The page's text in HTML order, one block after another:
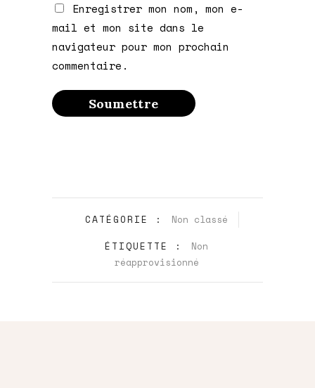
Enregistrer mon nom, mon e-
mail et mon site dans le
navigateur pour mon prochain
commentaire.
CATÉGORIE :
Non classé
ÉTIQUETTE :
Non
réapprovisionné